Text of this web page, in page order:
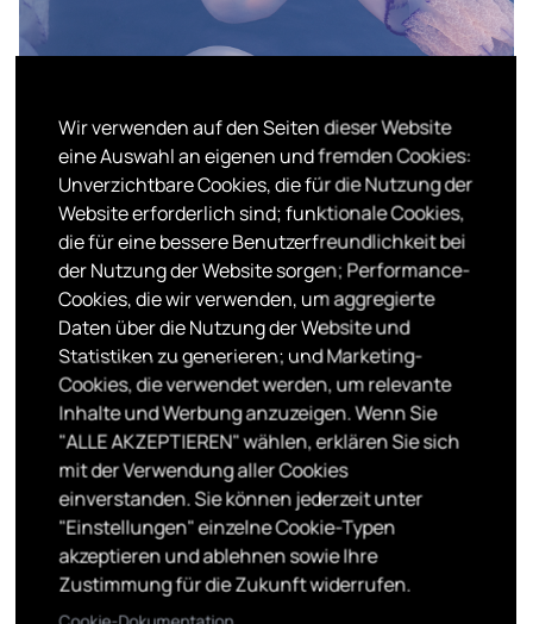
LGBTQIA*
Wir verwenden auf den Seiten dieser Website
eine Auswahl an eigenen und fremden Cookies:
Unverzichtbare Cookies, die für die Nutzung der
Website erforderlich sind; funktionale Cookies,
die für eine bessere Benutzerfreundlichkeit bei
der Nutzung der Website sorgen; Performance-
Cookies, die wir verwenden, um aggregierte
Daten über die Nutzung der Website und
Statistiken zu generieren; und Marketing-
Cookies, die verwendet werden, um relevante
Inhalte und Werbung anzuzeigen. Wenn Sie
"ALLE AKZEPTIEREN" wählen, erklären Sie sich
mit der Verwendung aller Cookies
einverstanden. Sie können jederzeit unter
"Einstellungen" einzelne Cookie-Typen
akzeptieren und ablehnen sowie Ihre
Zustimmung für die Zukunft widerrufen.